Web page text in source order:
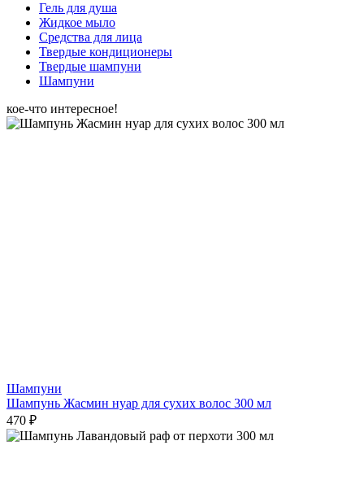
Гель для душа
Жидкое мыло
Средства для лица
Твердые кондиционеры
Твердые шампуни
Шампуни
кое-что интересное!
Шампуни
Шампунь Жасмин нуар для сухих волос 300 мл
470 ₽